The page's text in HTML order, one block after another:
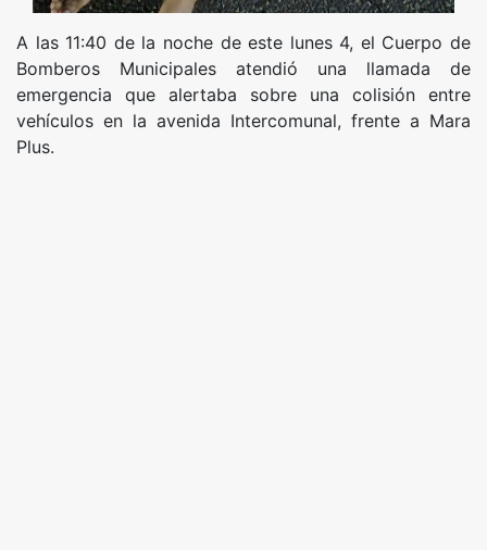
A las 11:40 de la noche de este lunes 4, el Cuerpo de
Bomberos Municipales atendió una llamada de
emergencia que alertaba sobre una colisión entre
vehículos en la avenida Intercomunal, frente a Mara
Plus.